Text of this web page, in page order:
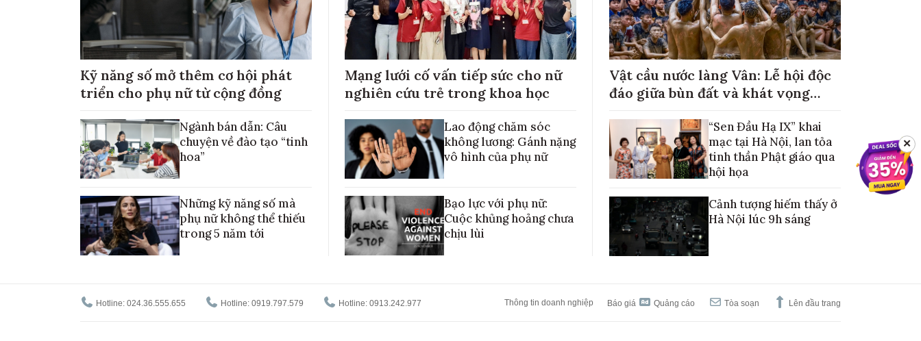
Kỹ năng số mở thêm cơ hội phát
triển cho phụ nữ từ cộng đồng
Ngành bán dẫn: Câu
chuyện về đào tạo “tinh
hoa”
Những kỹ năng số mà
phụ nữ không thể thiếu
trong 5 năm tới
Mạng lưới cố vấn tiếp sức cho nữ
nghiên cứu trẻ trong khoa học
Lao động chăm sóc
không lương: Gánh nặng
vô hình của phụ nữ
Bạo lực với phụ nữ:
Cuộc khủng hoảng chưa
chịu lùi
Vật cầu nước làng Vân: Lễ hội độc
đáo giữa bùn đất và khát vọng
“Sen Đầu Hạ IX” khai
mạc tại Hà Nội, lan tỏa
tinh thần Phật giáo qua
hội họa
Cảnh tượng hiếm thấy ở
Hà Nội lúc 9h sáng
Hotline: 024.36.555.655 Hotline: 0919.797.579 Hotline: 0913.242.977 Thông tin doanh nghiệp Báo giá Quảng cáo Tòa soạn Lên đầu trang
✕